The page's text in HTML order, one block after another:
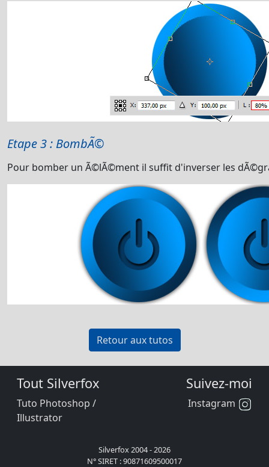
Etape 3 : BombÃ©
Pour bomber un Ã©lÃ©ment il suffit d'inverser les
Retour aux tutos
Tout Silverfox
Tuto Photoshop /
Illustrator
Suivez-moi
Instagram
Silverfox 2004 - 2026
N° SIRET : 90871609500017